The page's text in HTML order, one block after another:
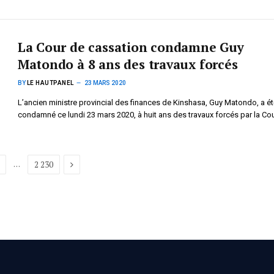
La Cour de cassation condamne Guy
Matondo à 8 ans des travaux forcés
BY LE HAUTPANEL 23 MARS 2020
L’ancien ministre provincial des finances de Kinshasa, Guy Matondo, a
condamné ce lundi 23 mars 2020, à huit ans des travaux forcés par la
… 2 230 Next